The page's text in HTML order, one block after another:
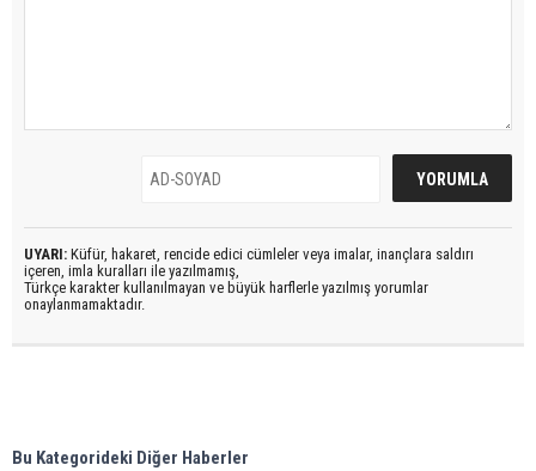
UYARI: Küfür, hakaret, rencide edici cümleler veya imalar, inançlara saldırı
içeren, imla kuralları ile yazılmamış,
Türkçe karakter kullanılmayan ve büyük harflerle yazılmış yorumlar
onaylanmamaktadır.
Bu Kategorideki Diğer Haberler